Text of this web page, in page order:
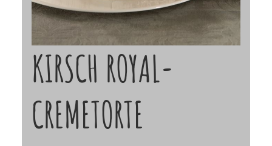
KIRSCH ROYAL-
CREMETORTE